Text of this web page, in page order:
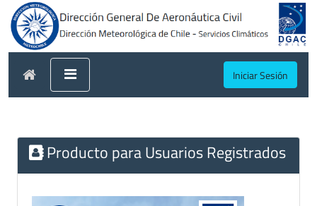
Iniciar Sesión
Producto para Usuarios Registrados